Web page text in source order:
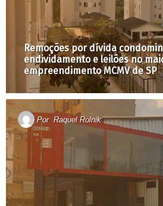
Remoções por dívida
endividamento e leilões no
empreendimento MCMV de SP
Por Raquel Rolnik